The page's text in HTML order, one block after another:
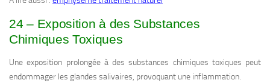
24 – Exposition à des Substances
Chimiques Toxiques
Une exposition prolongée à des substances chimiques toxiques peut
endommager les glandes salivaires, provoquant une inflammation.